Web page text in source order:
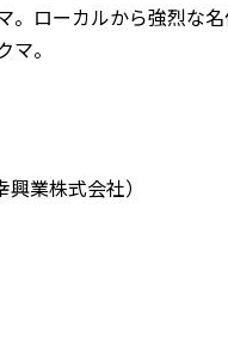
。ローカルから強烈な
。
業株式会社）